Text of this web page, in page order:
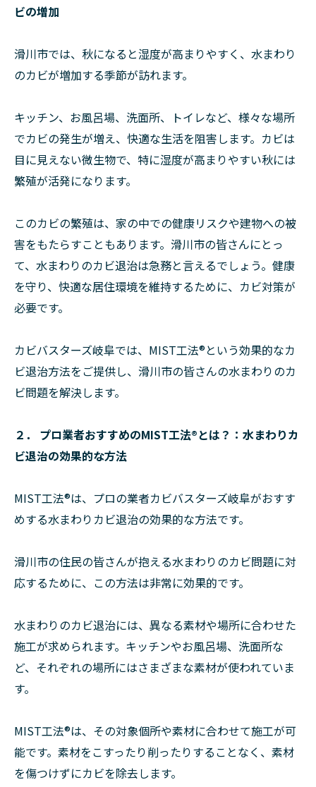
ビの増加
滑川市では、秋になると湿度が高まりやすく、水まわり
のカビが増加する季節が訪れます。
キッチン、お風呂場、洗面所、トイレなど、様々な場所
でカビの発生が増え、快適な生活を阻害します。カビは
目に見えない微生物で、特に湿度が高まりやすい秋には
繁殖が活発になります。
このカビの繁殖は、家の中での健康リスクや建物への被
害をもたらすこともあります。滑川市の皆さんにとっ
て、水まわりのカビ退治は急務と言えるでしょう。健康
を守り、快適な居住環境を維持するために、カビ対策が
必要です。
カビバスターズ岐阜では、MIST工法®という効果的なカ
ビ退治方法をご提供し、滑川市の皆さんの水まわりのカ
ビ問題を解決します。
２． プロ業者おすすめのMIST工法®とは？：水まわりカ
ビ退治の効果的な方法
MIST工法®は、プロの業者カビバスターズ岐阜がおすす
めする水まわりカビ退治の効果的な方法です。
滑川市の住民の皆さんが抱える水まわりのカビ問題に対
応するために、この方法は非常に効果的です。
水まわりのカビ退治には、異なる素材や場所に合わせた
施工が求められます。キッチンやお風呂場、洗面所な
ど、それぞれの場所にはさまざまな素材が使われていま
す。
MIST工法®は、その対象個所や素材に合わせて施工が可
能です。素材をこすったり削ったりすることなく、素材
を傷つけずにカビを除去します。